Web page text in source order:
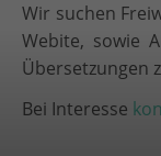
Wir suchen
Webite, sowie
Übersetzungen
Bei Interesse